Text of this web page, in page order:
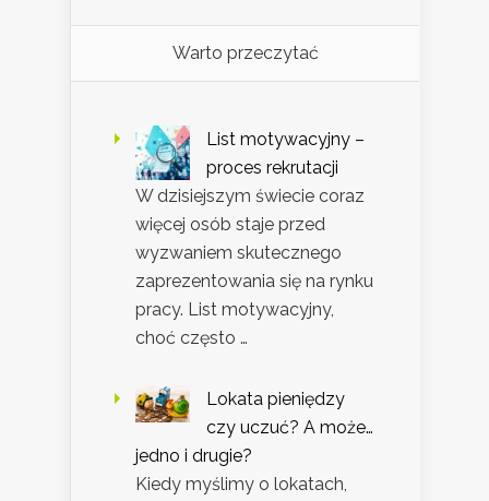
Warto przeczytać
List motywacyjny –
proces rekrutacji
W dzisiejszym świecie coraz
więcej osób staje przed
wyzwaniem skutecznego
zaprezentowania się na rynku
pracy. List motywacyjny,
choć często …
Lokata pieniędzy
czy uczuć? A może…
jedno i drugie?
Kiedy myślimy o lokatach,